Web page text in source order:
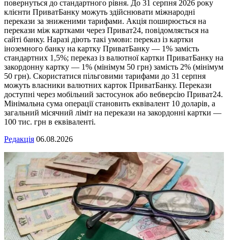
повернуться до стандартного рівня. До 31 серпня 2026 року
клієнти ПриватБанку можуть здійснювати міжнародні
перекази за зниженими тарифами. Акція поширюється на
перекази між картками через Приват24, повідомляється на
сайті банку. Наразі діють такі умови: переказ із картки
іноземного банку на картку ПриватБанку — 1% замість
стандартних 1,5%; переказ із валютної картки ПриватБанку на
закордонну картку — 1% (мінімум 50 грн) замість 2% (мінімум
50 грн). Скористатися пільговими тарифами до 31 серпня
можуть власники валютних карток ПриватБанку. Перекази
доступні через мобільний застосунок або вебверсію Приват24.
Мінімальна сума операції становить еквівалент 10 доларів, а
загальний місячний ліміт на перекази на закордонні картки —
100 тис. грн в еквіваленті.
Редакція 06.08.2026